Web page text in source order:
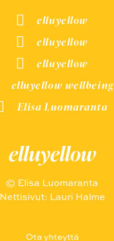
elluyellow
elluyellow
elluyellow
elluyellow wellbeing
Elisa Luomaranta
elluyellow
© Elisa Luomaranta
Nettisivut: Lauri Halme
Ota yhteyttä